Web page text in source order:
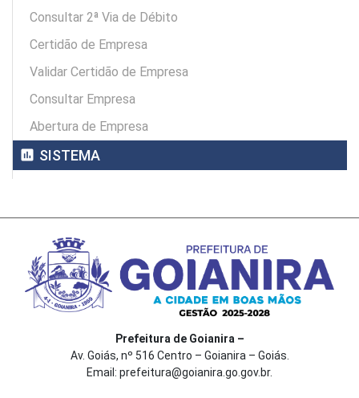
Consultar 2ª Via de Débito
Certidão de Empresa
Validar Certidão de Empresa
Consultar Empresa
Abertura de Empresa
assessment SISTEMA
Prefeitura de Goianira –
Av. Goiás, nº 516 Centro – Goianira – Goiás.
Email: prefeitura@goianira.go.gov.br.